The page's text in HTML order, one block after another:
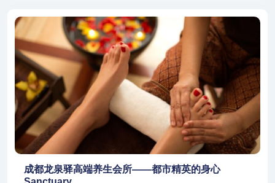
成都龙泉驿高端养生会所——都市精英的身心